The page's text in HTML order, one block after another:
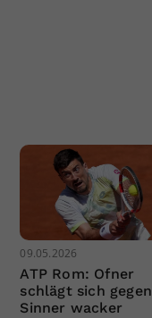
09.05.2026
ATP Rom: Ofner
schlägt sich gegen
Sinner wacker